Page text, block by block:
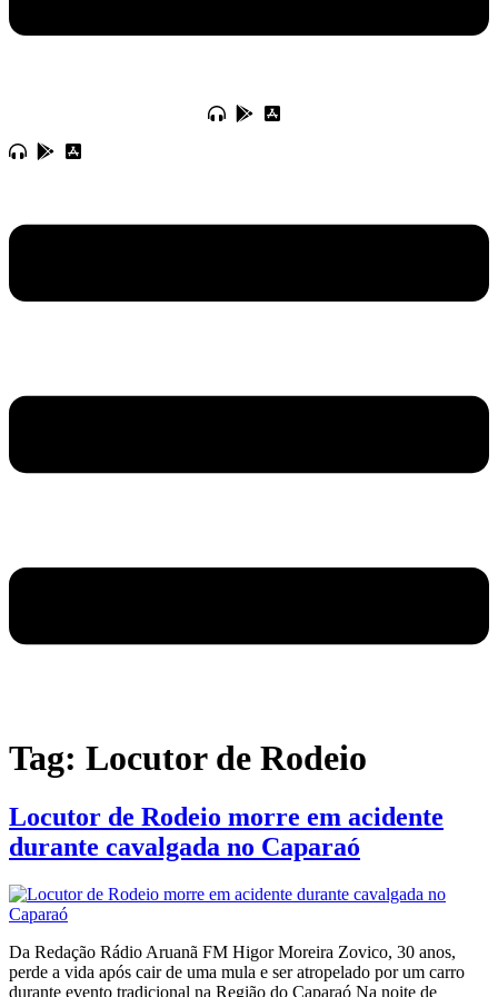
Tag: Locutor de Rodeio
Locutor de Rodeio morre em acidente
durante cavalgada no Caparaó
Da Redação Rádio Aruanã FM Higor Moreira Zovico, 30 anos,
perde a vida após cair de uma mula e ser atropelado por um carro
durante evento tradicional na Região do Caparaó Na noite de